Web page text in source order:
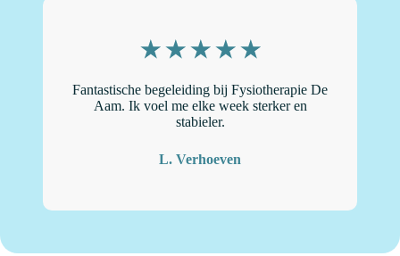
Fantastische begeleiding bij Fysiotherapie De
Aam. Ik voel me elke week sterker en
stabieler.
L. Verhoeven